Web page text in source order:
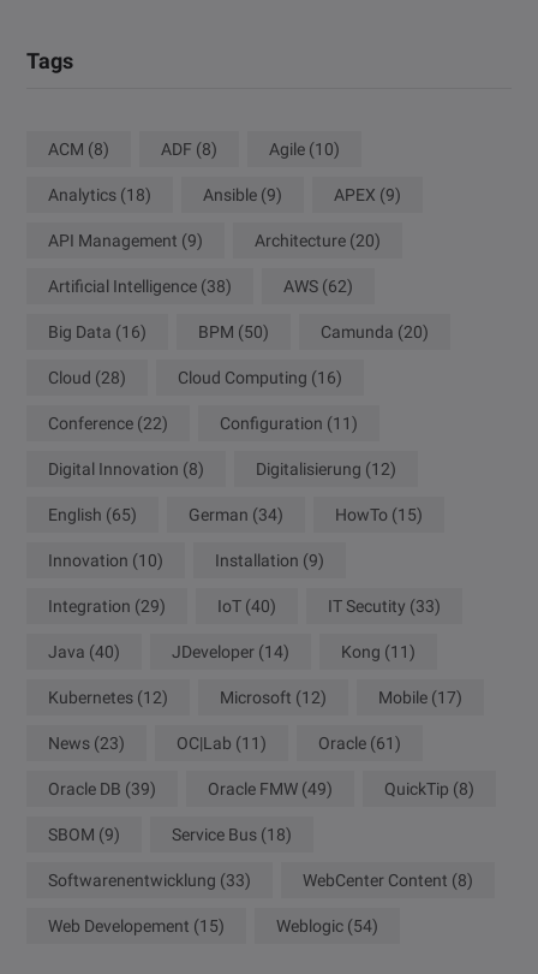
Tags
ACM (8) ADF (8) Agile (10)
Analytics (18) Ansible (9) APEX (9)
API Management (9) Architecture (20)
Artificial Intelligence (38) AWS (62)
Big Data (16) BPM (50) Camunda (20)
Cloud (28) Cloud Computing (16)
Conference (22) Configuration (11)
Digital Innovation (8) Digitalisierung (12)
English (65) German (34) HowTo (15)
Innovation (10) Installation (9)
Integration (29) IoT (40) IT Secutity (33)
Java (40) JDeveloper (14) Kong (11)
Kubernetes (12) Microsoft (12) Mobile (17)
News (23) OC|Lab (11) Oracle (61)
Oracle DB (39) Oracle FMW (49) QuickTip (8)
SBOM (9) Service Bus (18)
Softwarenentwicklung (33) WebCenter Content (8)
Web Developement (15) Weblogic (54)